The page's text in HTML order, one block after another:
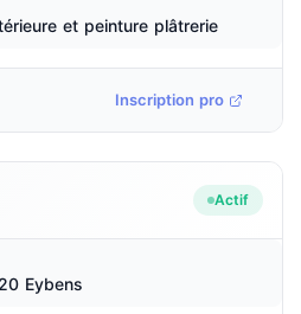
et peinture plâtrerie
Inscription pro
Actif
Eybens